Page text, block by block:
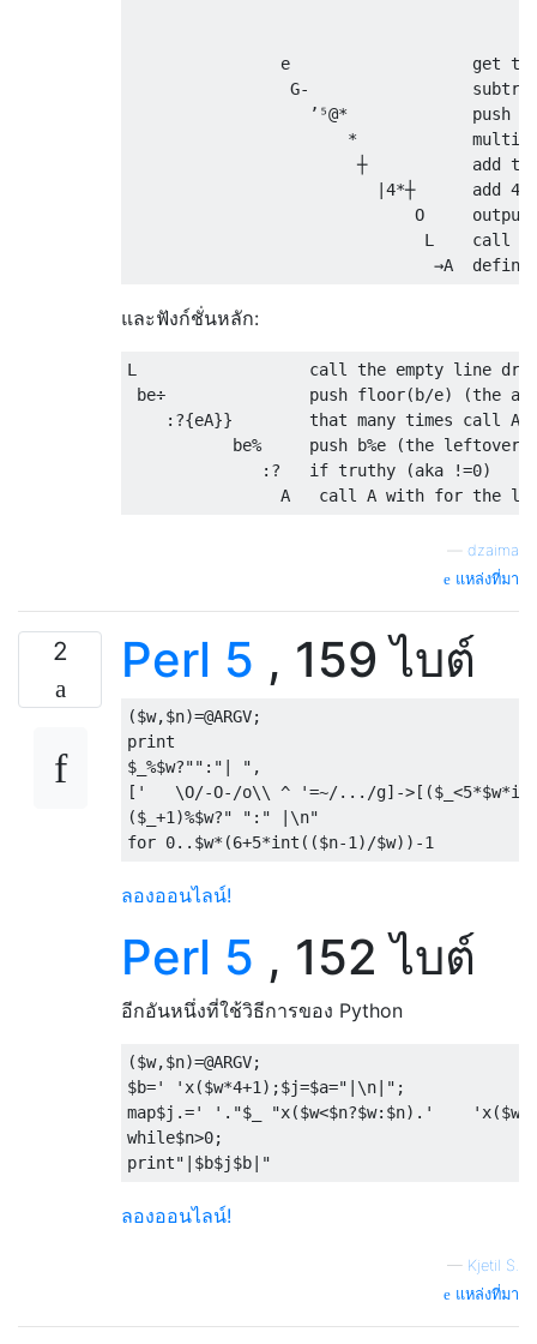
e                   get
G-
’⁵@*             push
*
┼           add
|4*┼      add 4
O
L    call
และฟังก์ชั่นหลัก:
L                  call the empty line
be÷               push floor(b/e) (the
:?{eA}}        that many times call A
be%     push b%e (the
              :?   if truthy (aka !=0)
dzaima
แหล่งที่มา
2 Perl 5 , 159 ไบต์
($w,$n)=@ARGV;
print
$_ %$w?"" : "| " ,
[ '   \O/-O-/o\\ ^ '=~/.../g]->[($_ <5*$w*
($_ +1 )%$w?" " : " |\n"
for 0. . $w*(6+5*int (($n-1 )/$w))-1
ลองออนไลน์!
Perl 5 , 152 ไบต์
อีกอันหนึ่งที่ใช้วิธีการของ Python
($w,$n)=@ARGV;
$b=' ' x($w*4+1 );$j=$a="|\n|" ;
map$j .=' ' . "$_ "x($w<$n?$w: $n). '    ' x($w
while$n>0;
print"|$b$j$b|"
ลองออนไลน์!
— Kjetil S.
แหล่งที่มา